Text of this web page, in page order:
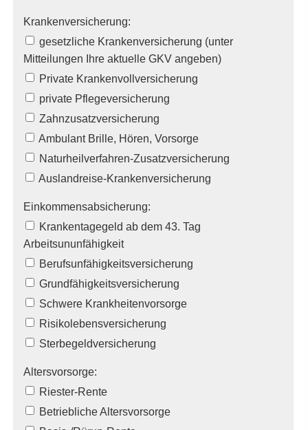
Kranken­ver­si­che­rung:
gesetzliche Kranken­ver­si­che­rung (unter
Mitteilungen Ihre aktuelle GKV angeben)
Private Krankenvollversicherung
private Pflege­ver­si­che­rung
Zahn­zu­satz­ver­si­che­rung
Ambulant Brille, Hören, Vorsorge
Naturheilverfahren-Zusatzversicherung
Auslandreise-Kranken­ver­si­che­rung
Einkommensabsicherung:
Krankentagegeld ab dem 43. Tag
Arbeitsununfähigkeit
Berufsunfähigkeitsversicherung
Grundfähigkeitsversicherung
Schwe­re Krank­hei­tenvorsorge
Risiko­lebens­ver­si­che­rung
Ster­be­geldversicherung
Alters­vorsorge:
Riester-Rente
Betriebliche Alters­vorsorge